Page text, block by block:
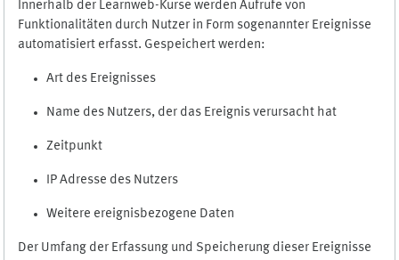
Innerhalb der Learnweb-Kurse werden Aufrufe von
Funktionalitäten durch Nutzer in Form sogenannter Ereignisse
automatisiert erfasst. Gespeichert werden:
Art des Ereignisses
Name des Nutzers, der das Ereignis verursacht hat
Zeitpunkt
IP Adresse des Nutzers
Weitere ereignisbezogene Daten
Der Umfang der Erfassung und Speicherung dieser Ereignisse